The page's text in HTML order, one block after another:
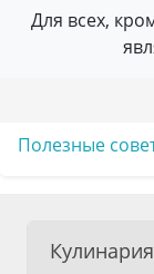
Для всех,
Полезные